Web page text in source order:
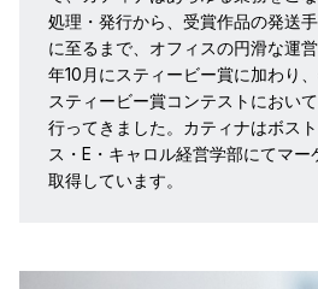
処理・発行から、受賞作品の発送
に至るまで、オフィスの円滑な運
年10月にスティービー賞に加わり
スティービー賞コンテストにおい
行ってきました。カティナはボス
ス・E・キャロル経営学部にてマ
取得しています。